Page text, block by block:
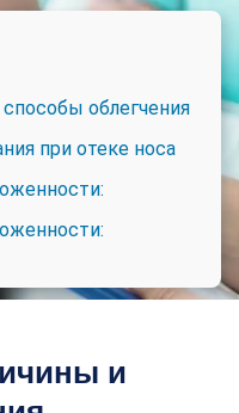
облегчения
при отеке носа
и